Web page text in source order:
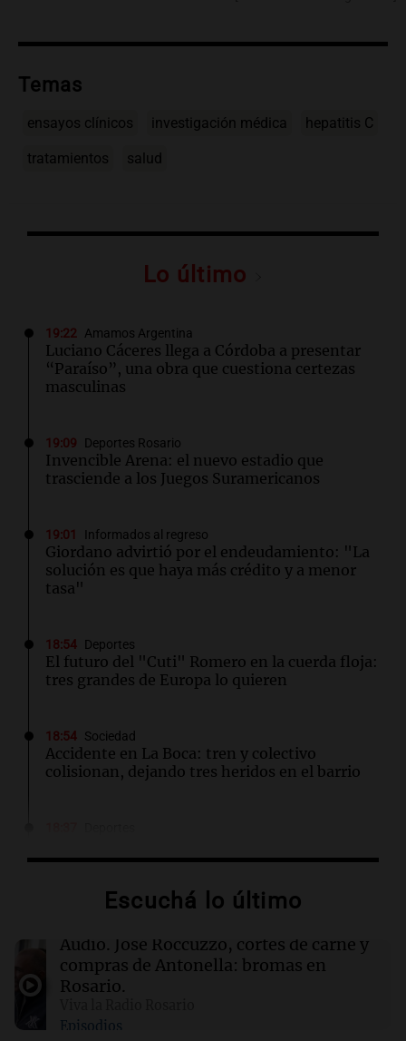
Temas
ensayos clínicos investigación médica hepatitis C
tratamientos salud
Lo último
19:22 Amamos Argentina
Luciano Cáceres llega a Córdoba a presentar
“Paraíso”, una obra que cuestiona certezas
masculinas
19:09 Deportes Rosario
Invencible Arena: el nuevo estadio que
trasciende a los Juegos Suramericanos
19:01 Informados al regreso
Giordano advirtió por el endeudamiento: "La
solución es que haya más crédito y a menor
tasa"
18:54 Deportes
El futuro del "Cuti" Romero en la cuerda floja:
tres grandes de Europa lo quieren
18:54 Sociedad
Accidente en La Boca: tren y colectivo
colisionan, dejando tres heridos en el barrio
jugar contra Boca: "O soy dirigente o jugador"
Helicóptero se estrella mientras combate
incendio forestal en Utah; estado de los
pilotos es incierto
18:33 Mundo
Escuchá lo último
Audio. José Roccuzzo, cortes de carne y
compras de Antonella: bromas en
Rosario.
Episodios